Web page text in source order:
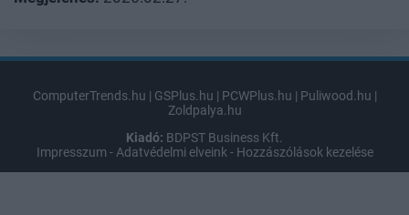
ComputerTrends.hu | GSPlus.hu | PCWPlus.hu | Puliwood.hu |
Zoldpalya.hu
Kiadó: BDPST Business Kft.
Impresszum - Adatvédelmi elveink - Hozzászólások kezelése